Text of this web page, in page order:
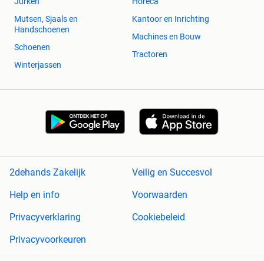
Mutsen, Sjaals en
Handschoenen
Schoenen
Winterjassen
Kantoor en Inrichting
Machines en Bouw
Tractoren
2dehands Zakelijk
Veilig en Succesvol
Help en info
Voorwaarden
Privacyverklaring
Cookiebeleid
Privacyvoorkeuren